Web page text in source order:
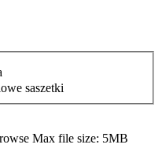
saszetki
Max file size: 5MB